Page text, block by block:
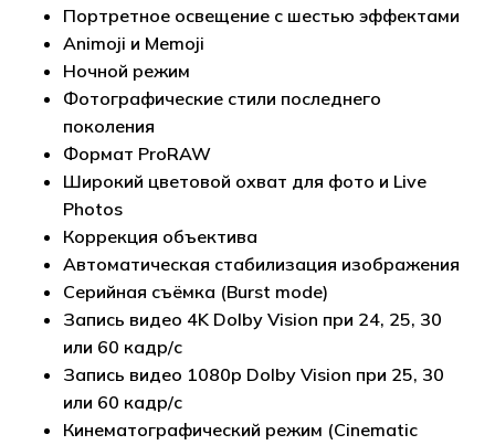
Портретное освещение с шестью эффектами
Animoji и Memoji
Ночной режим
Фотографические стили последнего
поколения
Формат ProRAW
Широкий цветовой охват для фото и Live
Photos
Коррекция объектива
Автоматическая стабилизация изображения
Серийная съёмка (Burst mode)
Запись видео 4K Dolby Vision при 24, 25, 30
или 60 кадр/с
Запись видео 1080p Dolby Vision при 25, 30
или 60 кадр/с
Кинематографический режим (Cinematic